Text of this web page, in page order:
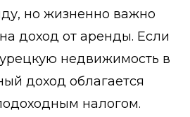
но жизненно важно
доход от аренды. Если
недвижимость в
доход облагается
налогом.